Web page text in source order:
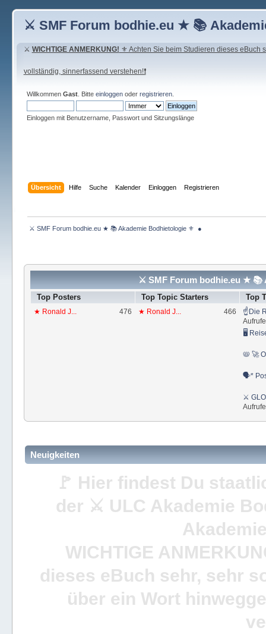
⚔ SMF Forum bodhie.eu ★ 📚
⚔ WICHTIGE ANMERKUNG! ⚜ Achten Sie beim Studieren dieses eBuch
vollständig, sinnerfassend verstehen!❗
Willkommen Gast. Bitte einloggenoder registrieren.
Einloggen mit Benutzername, Passwort und Sitzungslänge
Übersicht Hilfe Suche Kalender Einloggen Registrieren
⚔ SMF Forum bodhie.eu ★ 📚 Akademie Bodhietologie ⚜  ●
⚔ SMF Forum bodhie.eu ★ 📚
Top Posters Top Topic Starters Top
★ Ronald J... 476 ★ Ronald J... 466
☝Die
Aufrufe
🖥
📛 🚀
🗣*
⚔
Aufrufe
Neuigkeiten
🚩 Hier findest Du
der ⚔ ULC Akademie
WICHTIGE
dieses eBuch sehr, sehr
über ein Wort